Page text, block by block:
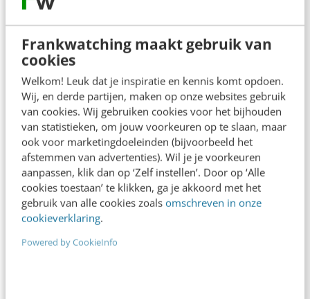
Frankwatching maakt gebruik van
cookies
Welkom! Leuk dat je inspiratie en kennis komt opdoen.
Wij, en derde partijen, maken op onze websites gebruik
van cookies. Wij gebruiken cookies voor het bijhouden
van statistieken, om jouw voorkeuren op te slaan, maar
ook voor marketingdoeleinden (bijvoorbeeld het
afstemmen van advertenties). Wil je je voorkeuren
aanpassen, klik dan op ‘Zelf instellen’. Door op ‘Alle
cookies toestaan’ te klikken, ga je akkoord met het
gebruik van alle cookies zoals omschreven in onze
cookieverklaring.
Powered by CookieInfo
+31 30 200 1045
Tarieven
Meer contactopties
Frankwatching
Adverteren
Contact
Nieuwsbrieven
Over ons